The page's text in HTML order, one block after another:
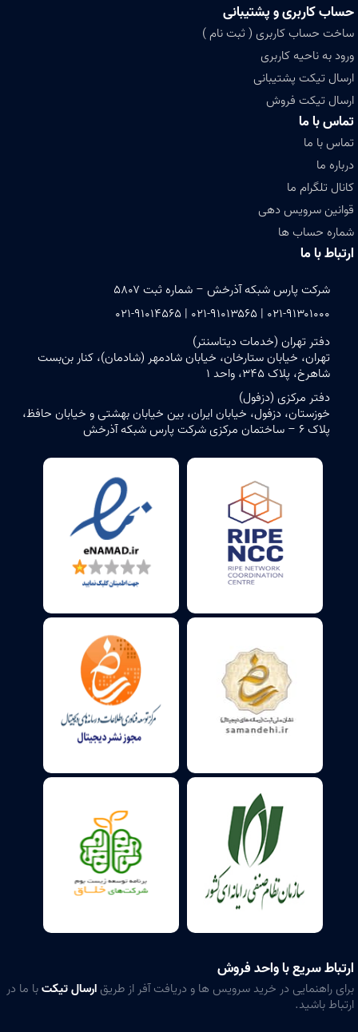
حساب کاربری و پشتیبانی
ساخت حساب کاربری ( ثبت نام )
ورود به ناحیه کاربری
ارسال تیکت پشتیبانی
ارسال تیکت فروش
تماس با ما
تماس با ما
درباره ما
کانال تلگرام ما
قوانین سرویس دهی
شماره حساب ها
ارتباط با ما
شرکت پارس شبکه آذرخش – شماره ثبت ۵۸۰۷
۰۲۱-۹۱۳۰۱۰۰۰ | ۰۲۱-۹۱۰۱۳۵۶۵ | ۰۲۱-۹۱۰۱۴۵۶۵
دفتر تهران (خدمات دیتاسنتر)
تهران، خیابان ستارخان، خیابان شادمهر (شادمان)، کنار بن‌بست
شاهرخ، پلاک ۳۴۵، واحد ۱
دفتر مرکزی (دزفول)
خوزستان، دزفول، خیابان ایران، بین خیابان بهشتی و خیابان حافظ،
پلاک ۶ – ساختمان مرکزی شرکت پارس شبکه آذرخش
ارتباط سریع با واحد فروش
برای راهنمایی در خرید سرویس ها و دریافت آفر از طریق ارسال تیکتبا ما در
ارتباط باشید.